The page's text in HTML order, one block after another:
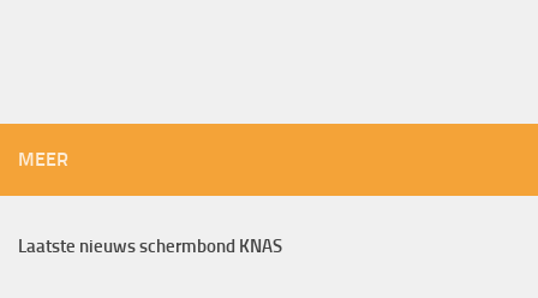
MEER
Laatste nieuws schermbond KNAS